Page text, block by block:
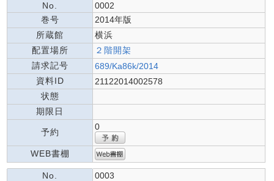
No.
0002
巻号
2014年版
所蔵館
横浜
配置場所
２階開架
請求記号
689/Ka86k/2014
資料ID
21122014002578
状態
期限日
予約
0
WEB書棚
No.
0003